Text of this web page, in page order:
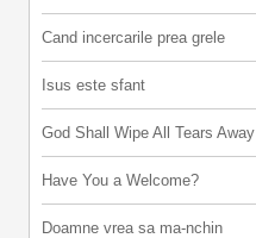
Cand incercarile prea grele
Isus este sfant
God Shall Wipe All Tears Away
Have You a Welcome?
Doamne vrea sa ma-nchin